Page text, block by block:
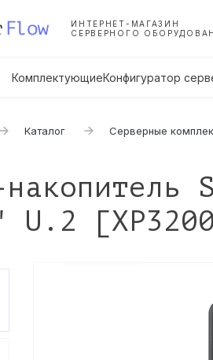
ИНТЕРНЕТ-МАГАЗИН
СЕРВЕРНОГО
КомплектующиеКонфигуратор
Каталог Серверные
U.2